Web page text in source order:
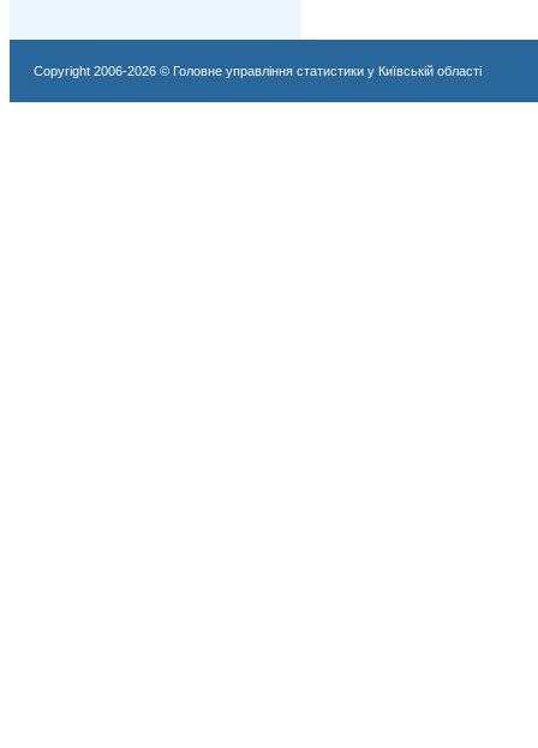
Copyright 2006-2026 © Головне управління статистики у Київській області